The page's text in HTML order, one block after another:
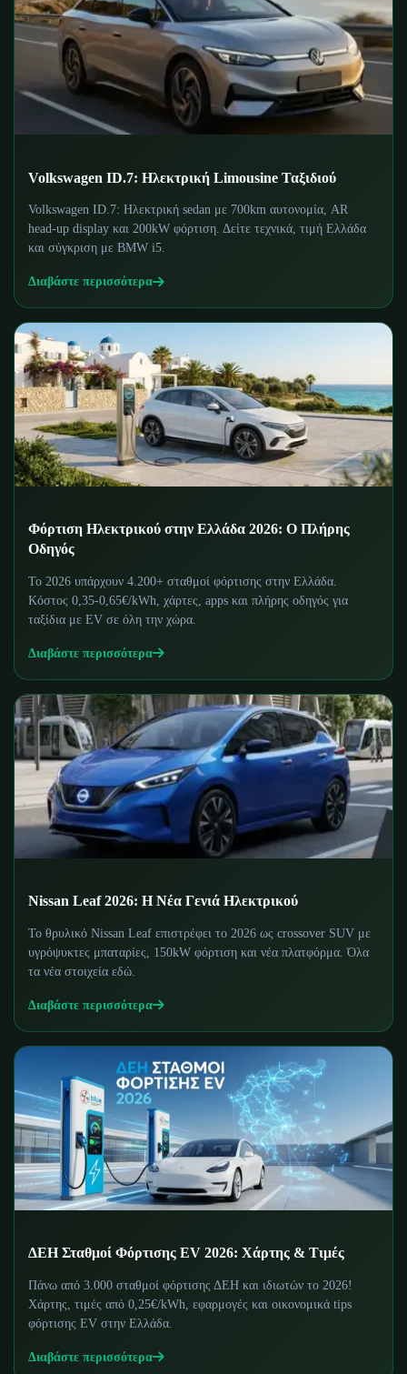
Volkswagen ID.7: Ηλεκτρική Limousine Ταξιδιού
Volkswagen ID.7: Ηλεκτρική sedan με 700km αυτονομία, AR
head-up display και 200kW φόρτιση. Δείτε τεχνικά, τιμή Ελλάδα
και σύγκριση με BMW i5.
Διαβάστε περισσότερα
Φόρτιση Ηλεκτρικού στην Ελλάδα 2026: Ο Πλήρης
Οδηγός
Το 2026 υπάρχουν 4.200+ σταθμοί φόρτισης στην Ελλάδα.
Κόστος 0,35-0,65€/kWh, χάρτες, apps και πλήρης οδηγός για
ταξίδια με EV σε όλη την χώρα.
Διαβάστε περισσότερα
Nissan Leaf 2026: Η Νέα Γενιά Ηλεκτρικού
Το θρυλικό Nissan Leaf επιστρέφει το 2026 ως crossover SUV με
υγρόψυκτες μπαταρίες, 150kW φόρτιση και νέα πλατφόρμα. Όλα
τα νέα στοιχεία εδώ.
Διαβάστε περισσότερα
ΔΕΗ Σταθμοί Φόρτισης EV 2026: Χάρτης & Τιμές
Πάνω από 3.000 σταθμοί φόρτισης ΔΕΗ και ιδιωτών το 2026!
Χάρτης, τιμές από 0,25€/kWh, εφαρμογές και οικονομικά tips
φόρτισης EV στην Ελλάδα.
Διαβάστε περισσότερα